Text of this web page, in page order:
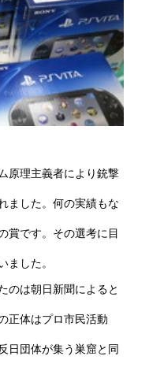
原理主義者により銃撃
ました。何の実績もな
賞です。その選考に目
ました。
のは朝日新聞によると
正体はプロ市民活動
日団体が集う巣窟と同